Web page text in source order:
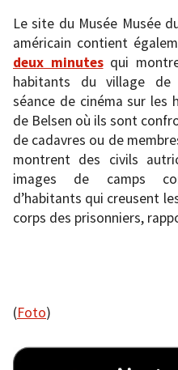
Le site du Musée Musée
américain contient
deux minutesqui
habitants du village de
séance de cinéma sur les
de Belsen où ils sont
de cadavres ou de
montrent des civils
images de camps
d’habitants qui creusent
corps des prisonniers,
(Foto)